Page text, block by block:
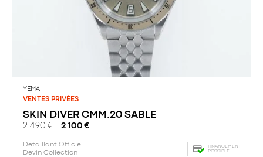
YEMA
VENTES PRIVÉES
SKIN DIVER CMM.20 SABLE
2 490€ 2 100 €
Détaillant Officiel
Devin Collection
FINANCEMENT
POSSIBLE